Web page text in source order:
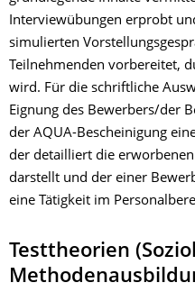
Interviewübungen erprobt
simulierten
Teilnehmenden vorbereitet,
wird. Für die schriftliche
Eignung des Bewerbers/der
der AQUA-Bescheinigung
der detailliert die
darstellt und der einer
eine Tätigkeit im
Testtheorien